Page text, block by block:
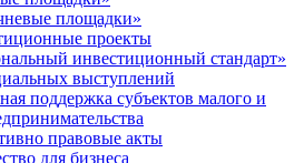
площадки»
проекты
инвестиционный стандарт»
выступлений
поддержка субъектов малого и
правовые акты
для бизнеса